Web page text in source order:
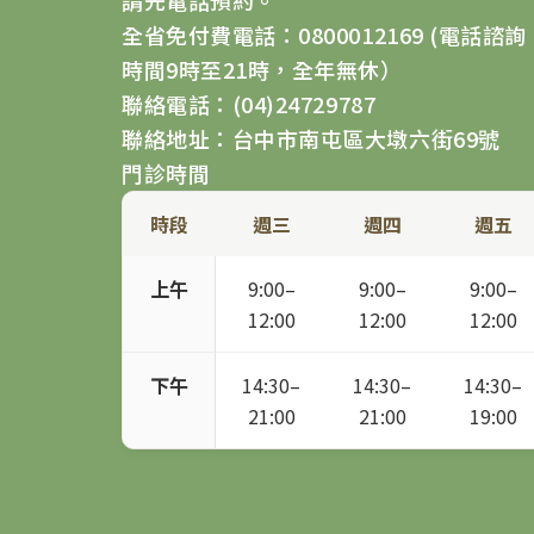
全省免付費電話：0800012169 (電話諮詢
時間9時至21時，全年無休）
聯絡電話：(04)24729787
聯絡地址：台中市南屯區大墩六街69號
門診時間
時段 週三 週四 週五
上午
9:00–
12:00
9:00–
12:00
9:00–
12:00
下午
14:30–
21:00
14:30–
21:00
14:30–
19:00